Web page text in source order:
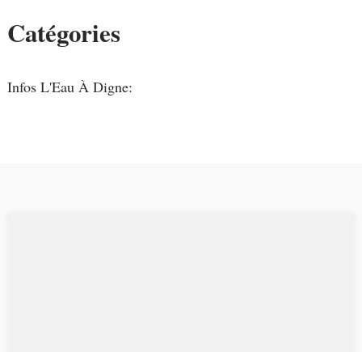
Catégories
Infos L'Eau À Digne: